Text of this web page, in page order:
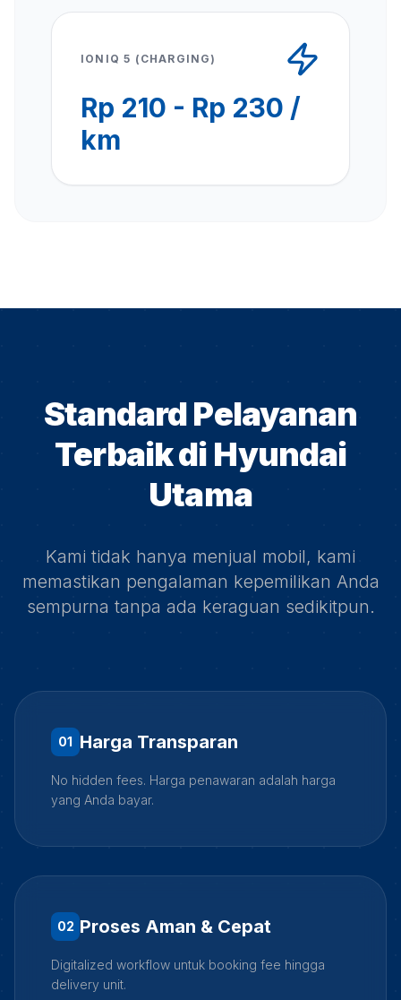
IONIQ 5 (CHARGING)
Rp 210 - Rp 230 /
km
Standard Pelayanan
Terbaik di Hyundai
Utama
Kami tidak hanya menjual mobil, kami
memastikan pengalaman kepemilikan Anda
sempurna tanpa ada keraguan sedikitpun.
01 Harga Transparan
No hidden fees. Harga penawaran adalah harga
yang Anda bayar.
02 Proses Aman & Cepat
Digitalized workflow untuk booking fee hingga
delivery unit.